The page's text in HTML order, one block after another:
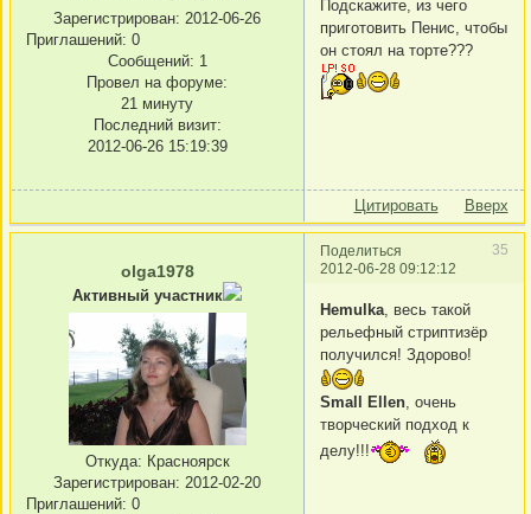
Зарегистрирован: 2012-06-26
Приглашений: 0
Сообщений: 1
Провел на форуме:
21 минуту
Последний визит:
2012-06-26 15:19:39
Подскажите, из чего
приготовить Пенис, чтобы
он стоял на торте???
Цитировать Вверх
Поделиться
35
2012-06-28 09:12:12
olga1978
Активный участник
Откуда: Красноярск
Зарегистрирован: 2012-02-20
Приглашений: 0
Hemulka, весь такой
рельефный стриптизёр
получился! Здорово!
Small Ellen , очень
творческий подход к
делу!!!